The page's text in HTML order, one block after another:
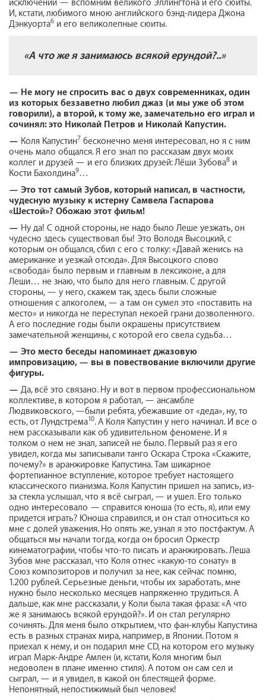
исключений — вспомним великого Эллингтона и его сюиты.
И, кстати, любимого мною английского бэнд-лидера Джона
Дэнкуорта6 и его великолепные сюиты.
«А что же я занимаюсь всякой ерундой?..»
— Не могу не спросить вас о двух современниках, один
из которых беззаветно любил джаз (и мы уже об этом
говорили), а второй, к тому же, замечательно его играл и
сочинял: это Николай Петров и Николай Капустин.
— Коля Капустин7 бесконечно меня интересовал, но я с ним
очень мало общался. Я его знал по рассказам двух моих
коллег и друзей — и его близких друзей: Лёши Зубова8 и
Кости Бахолдина9…
— Это тот самый Зубов, который написал, в частности,
чудесную музыку к истерну Самвела Гаспарова
«Шестой»? Обожаю этот фильм!
— Ну да! С одной стороны, не надо было Леше уезжать, он
чудесно здесь существовал бы! Это Володя Высоцкий, с
которым он общался, сбил с его с толку: «Давай женись на
американке и уезжай отсюда». Для Высоцкого слово
«свобода» было первым и главным в лексиконе, а для
Леши… не знаю, что было для него главным. С другой
стороны, — у него, скажем так, здесь были сложные
отношения с алкоголем, — а там он сумел это «поставить на
место» и никогда не переступал некоей грани дозволенного.
А его последние годы были окрашены присутствием
замечательной женщины, с которой его свела судьба…
— Это место беседы напоминает джазовую
импровизацию, — вы в повествование включили другие
фигуры.
— Да, всё это связано. Ну и вот в первом профессиональном
коллективе, в котором я работал, — ансамбле
Людвиковского, —были ребята, убежавшие от «деда», ну, то
есть, от Лундстрема10. А Коля Капустин у него начинал. И все о
нем рассказывали как об удивительном феномене. И я
толком о нем не знал, записей не было. Первый раз я его
увидел, когда мы записывали танго Оскара Строка «Скажите,
почему?» в аранжировке Капустина. Там шикарное
фортепианное вступление, которое требует настоящего
классического пианизма. Коля Капустин пришел на запись, из-
за стекла услышал, что я всё сыграл, — и ушел. Его только
одно интересовало — справится юноша (то есть, я), или ему
придется играть? Юноша справился, и он стал относиться ко
мне с долей уважения. Но опять же, узнал я это постфактум. А
общаться мы начали тогда, когда он бросил Оркестр
кинематографии, чтобы что-то писать и аранжировать. Леша
Зубов мне рассказал, что Коля отнес «какую-то сонату» в
Союз композиторов и получил за нее, как сейчас помню,
1.200 рублей. Серьезные деньги, чтобы их заработать, мне
нужно было несколько месяцев напряженно трудиться. А
дальше, как мне рассказали, у Коли была такая фраза: «А что
же я занимаюсь всякой ерундой?». И он стал регулярно
сочинять. Для меня было открытием, что фан-клубы Капустина
есть в разных странах мира, например, в Японии. Потом я
приехал к нему, и он подарил мне CD, на котором его музыку
играл Марк-Андре Амлен (и, кстати, Коля многим был
недоволен в плане именно стиля). А потом он сам сел и
сыграл, — и я увидел, в какой он блестящей форме.
Непонятный, непостижимый был человек!